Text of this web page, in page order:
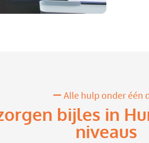
Alle hulp onder één
bijles in
niveaus